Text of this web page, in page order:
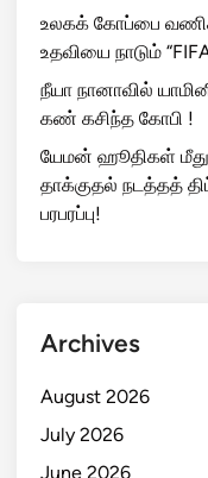
உலகக் கோப்பை
உதவியை நாடும்
நீயா நானாவில்
கண் கசிந்த கோபி !
யேமன் ஹூதிகள் மீது
தாக்குதல் நடத்தத்
பரபரப்பு!
Archives
August 2026
July 2026
June 2026